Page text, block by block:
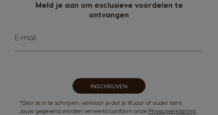
Meld je aan om exclusieve voordelen te
ontvangen
u
E-mail
INSCHRIJVEN
*Door je in te schrijven, verklaar je dat je 18 jaar of ouder bent.
Jouw gegevens worden verwerkt conform onze Privacyverklaring.